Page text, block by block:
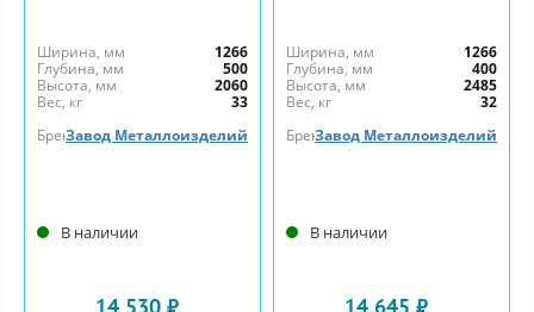
Ширина, мм
1266
Глубина, мм
500
Высота, мм
2060
Вес, кг
33
БрендЗавод Металлоизделий
В наличии
Ширина, мм
1266
Глубина, мм
400
Высота, мм
2485
Вес, кг
32
БрендЗавод Металлоизделий
В наличии